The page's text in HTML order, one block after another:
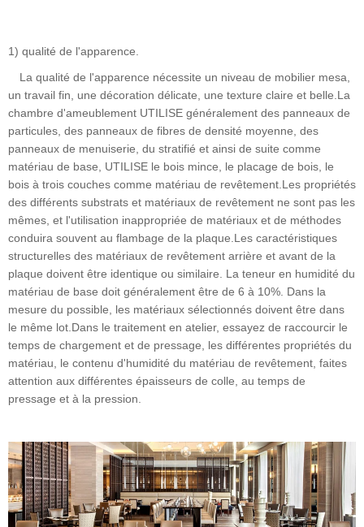
1) qualité de l'apparence.
La qualité de l'apparence nécessite un niveau de mobilier mesa,
un travail fin, une décoration délicate, une texture claire et belle.La
chambre d'ameublement UTILISE généralement des panneaux de
particules, des panneaux de fibres de densité moyenne, des
panneaux de menuiserie, du stratifié et ainsi de suite comme
matériau de base, UTILISE le bois mince, le placage de bois, le
bois à trois couches comme matériau de revêtement.Les propriétés
des différents substrats et matériaux de revêtement ne sont pas les
mêmes, et l'utilisation inappropriée de matériaux et de méthodes
conduira souvent au flambage de la plaque.Les caractéristiques
structurelles des matériaux de revêtement arrière et avant de la
plaque doivent être identique ou similaire. La teneur en humidité du
matériau de base doit généralement être de 6 à 10%. Dans la
mesure du possible, les matériaux sélectionnés doivent être dans
le même lot.Dans le traitement en atelier, essayez de raccourcir le
temps de chargement et de pressage, les différentes propriétés du
matériau, le contenu d'humidité du matériau de revêtement, faites
attention aux différentes épaisseurs de colle, au temps de
pressage et à la pression.